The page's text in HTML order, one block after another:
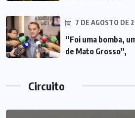
7 DE AGOSTO DE
“Foi uma bomba,
de Mato Grosso”,
Circuito